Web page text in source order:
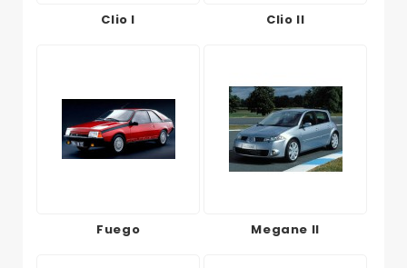
Clio I Clio II
Fuego Megane II